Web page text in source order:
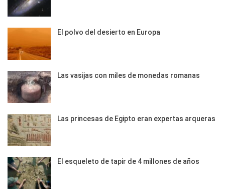
El polvo del desierto en Europa
Las vasijas con miles de monedas romanas
Las princesas de Egipto eran expertas arqueras
El esqueleto de tapir de 4 millones de años